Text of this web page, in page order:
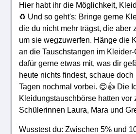
Hier habt ihr die Möglichkeit,
♻️ Und so geht's: Bringe gerne
die du nicht mehr trägst, die aber
um sie wegzuwerfen. Hänge die
an die Tauschstangen im
dafür gerne etwas mit, was dir
heute nichts findest, schaue
Tagen nochmal vorbei. 😊👍 Die
Kleidungstauschbörse hatten vor
Schülerinnen Laura, Mara und
Wusstest du: Zwischen 5% und